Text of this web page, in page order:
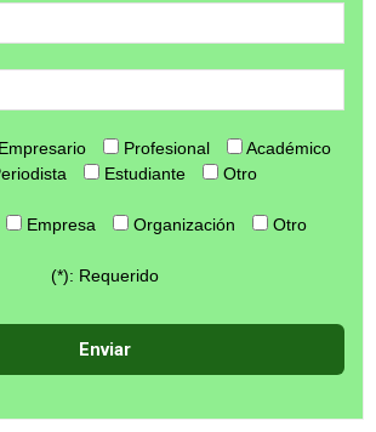
Empresario Profesional
Académico
Estudiante Otro
Empresa Organización Otro
(*): Requerido